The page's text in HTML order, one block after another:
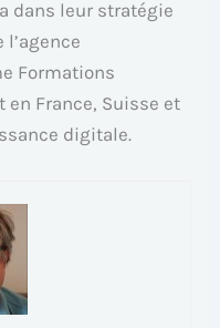
dans leur stratégie
Formations
France, Suisse et
digitale.